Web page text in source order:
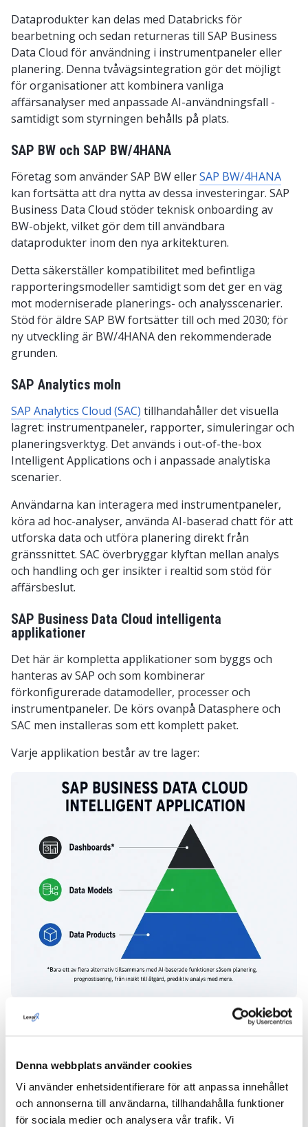
Denna webbplats använder cookies
Vi använder enhetsidentifierare för att anpassa innehållet
och annonserna till användarna, tillhandahålla funktioner
för sociala medier och analysera vår trafik. Vi
Dataprodukter kan delas med Databricks för
bearbetning och sedan returneras till SAP Business
Data Cloud för användning i instrumentpaneler eller
planering. Denna tvåvägsintegration gör det möjligt
för organisationer att kombinera vanliga
affärsanalyser med anpassade AI-användningsfall -
samtidigt som styrningen behålls på plats.
SAP BW och SAP BW/4HANA
Företag som använder SAP BW ellerSAP BW/4HANA
kan fortsätta att dra nytta av dessa investeringar. SAP
Business Data Cloud stöder teknisk onboarding av
BW-objekt, vilket gör dem till användbara
dataprodukter inom den nya arkitekturen.
Detta säkerställer kompatibilitet med befintliga
rapporteringsmodeller samtidigt som det ger en väg
mot moderniserade planerings- och analysscenarier.
Stöd för äldre SAP BW fortsätter till och med 2030; för
ny utveckling är BW/4HANA den rekommenderade
grunden.
SAP Analytics moln
SAP Analytics Cloud (SAC) tillhandahåller det visuella
lagret: instrumentpaneler, rapporter, simuleringar och
planeringsverktyg. Det används i out-of-the-box
Intelligent Applications och i anpassade analytiska
scenarier.
Användarna kan interagera med instrumentpaneler,
köra ad hoc-analyser, använda AI-baserad chatt för att
utforska data och utföra planering direkt från
gränssnittet. SAC överbryggar klyftan mellan analys
och handling och ger insikter i realtid som stöd för
affärsbeslut.
SAP Business Data Cloud intelligenta
applikationer
Det här är kompletta applikationer som byggs och
hanteras av SAP och som kombinerar
förkonfigurerade datamodeller, processer och
instrumentpaneler. De körs ovanpå Datasphere och
SAC men installeras som ett komplett paket.
Varje applikation består av tre lager:
Dataprodukter: Rå affärsdata replikeras från
källsystem under installationen. Systemet genererar
automatiskt strukturerade dataset som är klara för
användning.